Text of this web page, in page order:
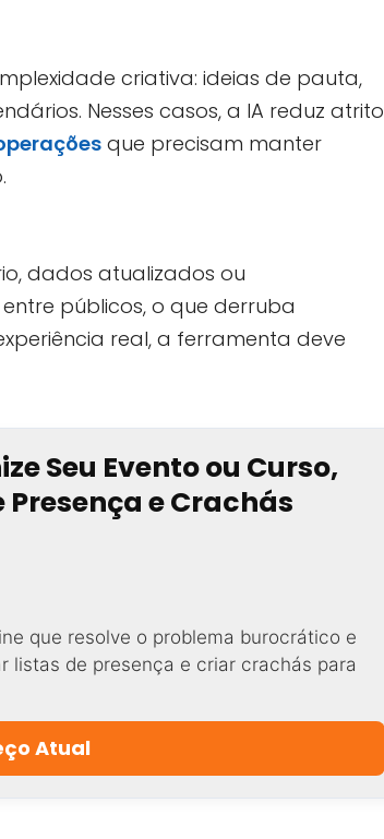
criativa: ideias de pauta,
Nesses casos, a IA reduz atrito
que precisam manter
dados atualizados ou
públicos, o que derruba
real, a ferramenta deve
Seu Evento ou Curso,
e Crachás
que resolve o problema burocrático e
listas de presença e criar crachás para
Atual